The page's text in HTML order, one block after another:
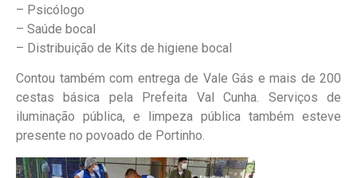
– Psicólogo
– Saúde bocal
– Distribuição de Kits de higiene bocal
Contou também com entrega de Vale Gás e mais de 200
cestas básica pela Prefeita Val Cunha. Serviços de
iluminação pública, e limpeza pública também esteve
presente no povoado de Portinho.